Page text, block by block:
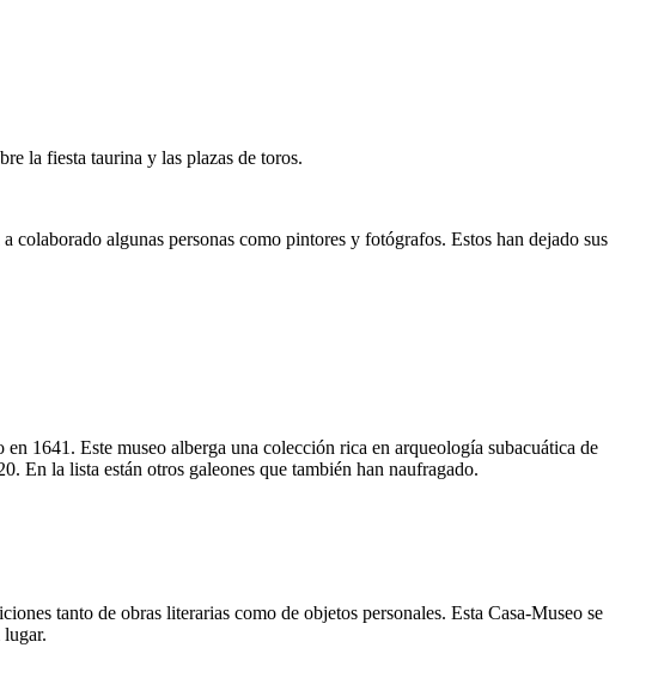
la fiesta taurina y las plazas de toros.
colaborado algunas personas como pintores y fotógrafos. Estos han dejado sus
1641. Este museo alberga una colección rica en arqueología subacuática de
En la lista están otros galeones que también han naufragado.
tanto de obras literarias como de objetos personales. Esta Casa-Museo se